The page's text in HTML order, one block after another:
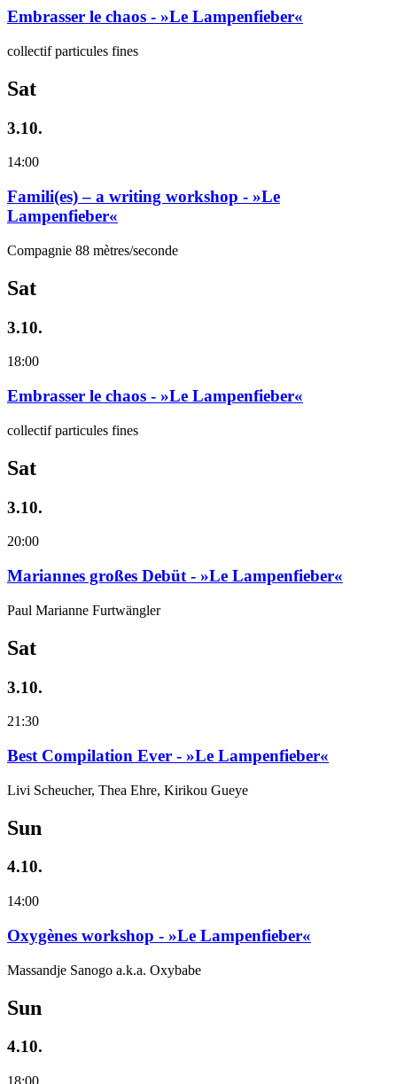
Embrasser le chaos - »Le Lampenfieber«
collectif particules fines
Sat
3.10.
14:00
Famili(es) – a writing workshop - »Le
Lampenfieber«
Compagnie 88 mètres/seconde
Sat
3.10.
18:00
Embrasser le chaos - »Le Lampenfieber«
collectif particules fines
Sat
3.10.
20:00
Mariannes großes Debüt - »Le Lampenfieber«
Paul Marianne Furtwängler
Sat
3.10.
21:30
Best Compilation Ever - »Le Lampenfieber«
Livi Scheucher, Thea Ehre, Kirikou Gueye
Sun
4.10.
14:00
Oxygènes workshop - »Le Lampenfieber«
Massandje Sanogo a.k.a. Oxybabe
Sun
4.10.